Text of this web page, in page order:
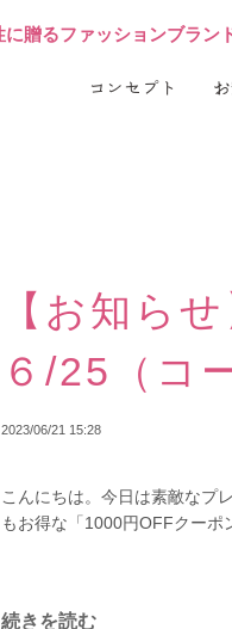
に贈るファッションブラン
コンセプト
【お知ら
６/25（コ
2023/06/21 15:28
こんにちは。今日は素敵なプ
もお得な「1000円OFFクーポ
続きを読む